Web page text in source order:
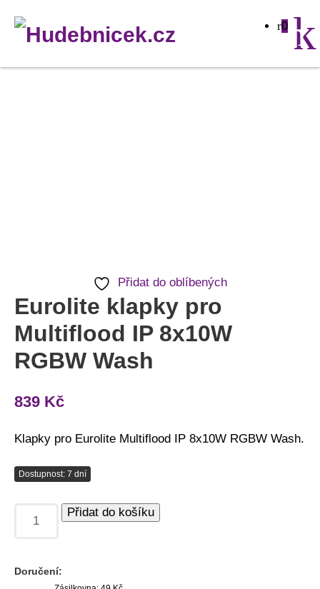
0
Přidat do oblíbených
Eurolite klapky pro
Multiflood IP 8x10W
RGBW Wash
839 Kč
Klapky pro Eurolite Multiflood IP 8x10W RGBW Wash.
Dostupnost: 7 dní
Přidat do košíku
Doručení: